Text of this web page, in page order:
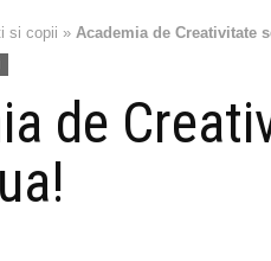
si copii » Academia de Creativitate
de